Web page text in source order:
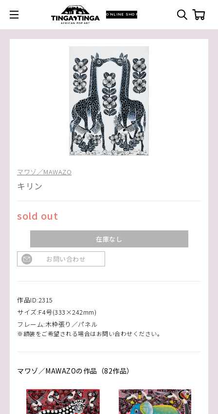
ONLINE SHOP
マワゾ／MAWAZO
キリン
sold out
在庫なし
お問い合わせ
作品ID:2315
サイズ:F4号(333×242mm)
フレーム:木枠張り／パネル
※額装をご希望される場合はお問い合わせください。
マワゾ／MAWAZOの作品（82作品）